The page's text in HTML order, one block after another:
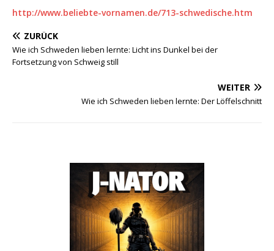
http://www.beliebte-vornamen.de/713-schwedische.htm
ZURÜCK
Wie ich Schweden lieben lernte: Licht ins Dunkel bei der
Fortsetzung von Schweig still
WEITER
Wie ich Schweden lieben lernte: Der Löffelschnitt